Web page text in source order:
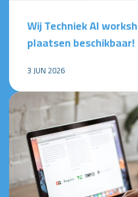
Wij Techniek AI
plaatsen beschikbaar!
3 JUN 2026